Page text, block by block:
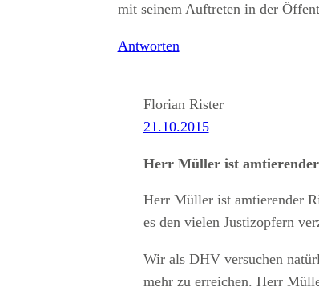
mit seinem Auftreten in der
Antworten
Florian Rister
21.10.2015
Herr Müller ist amtierender
Herr Müller ist amtierender
es den vielen Justizopfern
Wir als DHV versuchen
mehr zu erreichen. Herr